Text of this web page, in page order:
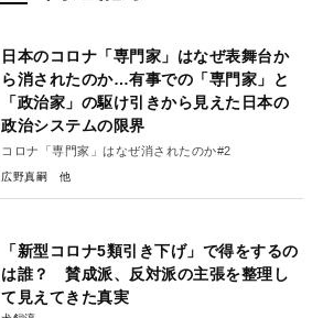
日本のコロナ「専門家」はなぜ表舞台か
ら消されたのか…有事での「専門家」と
「政治家」の駆け引きから見えた日本の
政治システムの限界
コロナ「専門家」はなぜ消されたのか#2
広野真嗣
「新型コロナ5類引き下げ」で得をするの
は誰？ 賛成派、反対派の主張を整理し
て見えてきた真実